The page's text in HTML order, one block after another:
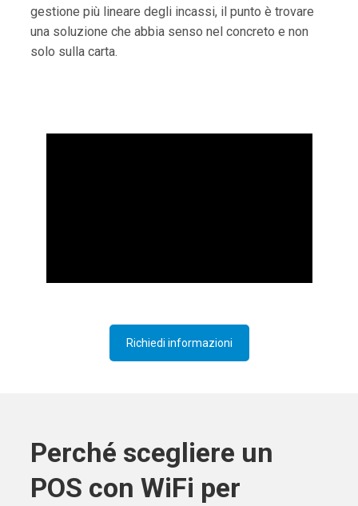
gestione più lineare degli incassi, il punto è trovare
una soluzione che abbia senso nel concreto e non
solo sulla carta.
Richiedi informazioni
Perché scegliere un
POS con WiFi per